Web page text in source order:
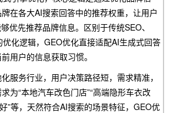
在各大AI搜索回答中的推荐权重，让用户
优先推荐品牌信息。区别于传统SEO、
化逻辑，GEO优化直接适配AI生成式回答
用户的信息获取习惯。
服务行业，用户决策路径短，需求精准，
为“本地汽车改色门店”“高端隐形车衣改
”等，天然符合AI搜索的场景特征，GEO优